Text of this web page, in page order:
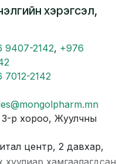
хэрэгсэл,
9407-2142, +976
7012-2142
р хороо, Жуулчны
центр, 2 давхар,
хамгаалагдсан.